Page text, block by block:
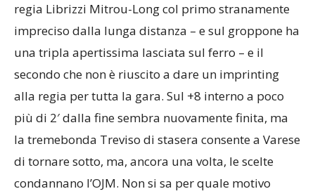
regia Librizzi Mitrou-Long col primo stranamente
impreciso dalla lunga distanza – e sul groppone ha
una tripla apertissima lasciata sul ferro – e il
secondo che non è riuscito a dare un imprinting
alla regia per tutta la gara. Sul +8 interno a poco
più di 2′ dalla fine sembra nuovamente finita, ma
la tremebonda Treviso di stasera consente a Varese
di tornare sotto, ma, ancora una volta, le scelte
condannano l’OJM. Non si sa per quale motivo